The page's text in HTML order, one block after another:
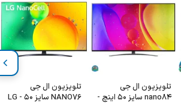
تلویزیون ال جی
nano84 سایز 50 اینچ -
تلویزیون ال جی
NANO76 سایز 50 - LG